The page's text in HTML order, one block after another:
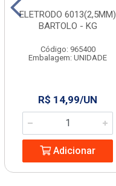
ELETRODO 6013(2,5MM)
BARTOLO - KG
Código: 965400
Embalagem: UNIDADE
R$ 14,99/UN
Adicionar